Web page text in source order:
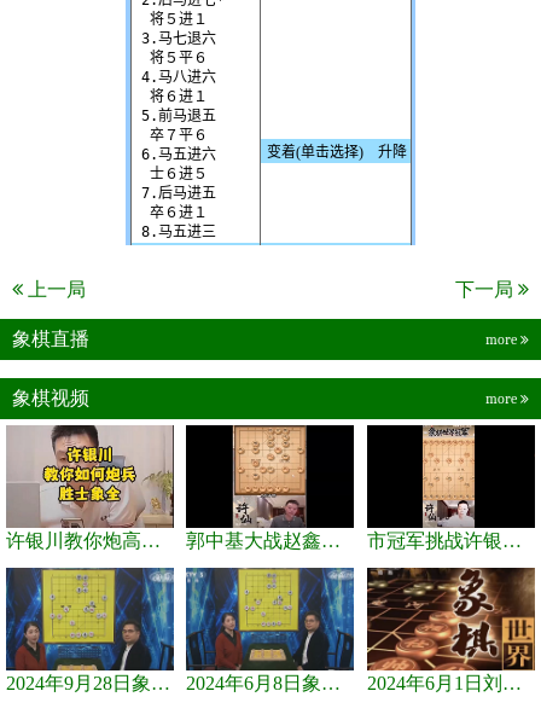
上一局 下一局
象棋直播 more
象棋视频 more
许银川教你炮高兵士象全如何赢士象全，简单四步即可 郭中基大战赵鑫鑫，许银川激情讲解 市冠军挑战许银川，急进中兵变化真激烈！
2024年9月28日象棋世界栏目，刘君、蒋川讲解了第九届杨官璘杯象棋... 2024年6月8日象棋世界，刘君、蒋川讲解了第九届杨官璘杯全国象棋... 2024年6月1日刘君、蒋川讲解第三届上海杯象棋大师赛谢靖与李少庚...